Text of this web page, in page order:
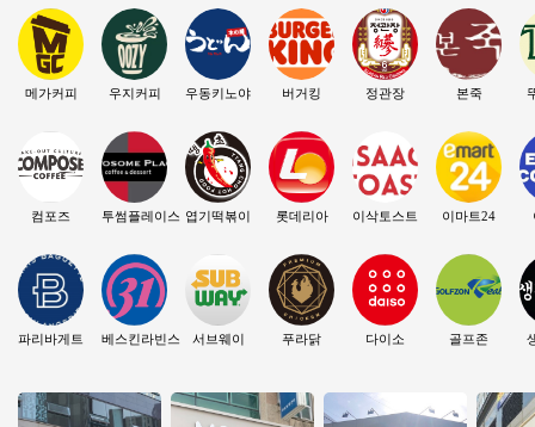
메가커피
컴포즈
파리바게트
우지커피
투썸플레이스
베스킨라빈스
우동키노야
엽기떡볶이
서브웨이
버거킹
롯데리아
푸라닭
정관장
이삭토스트
다이소
본죽
이마트24
골프존